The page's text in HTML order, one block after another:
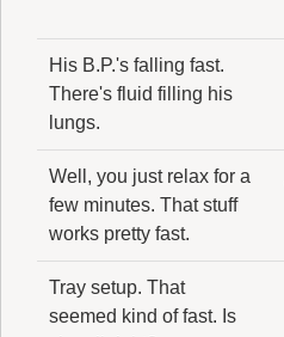
His B.P.'s falling fast.
There's fluid filling his
lungs.
Well, you just relax for a
few minutes. That stuff
works pretty fast.
Tray setup. That
seemed kind of fast. Is